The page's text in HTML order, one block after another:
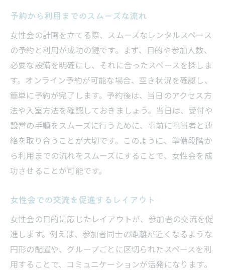
予約から利用までのスムーズな流れ
女性会の計画を立てる際、スムーズなレンタルスペース
の予約と利用が成功の鍵です。まず、目的や参加人数、
必要な設備を明確にし、それに合ったスペースを探しま
す。オンライン予約が可能な場合、空き状況を確認し、
簡単に予約が完了します。予約後は、当日のアクセス方
法や入室方法を確認しておきましょう。当日は、受付や
設営の手順をスムーズに行うために、事前に担当者と連
絡を取り合うことが大切です。このように、準備段階か
ら利用までの流れをスムーズにすることで、女性会を成
功させることが可能です。
女性会での交流を促進するレイアウト
女性会の目的に応じたレイアウトが、参加者の交流を促
進します。例えば、参加者同士の距離が近くなるような
円形の配置や、グループごとに区切られたスペースを利
用することで、コミュニケーションが活発になります。